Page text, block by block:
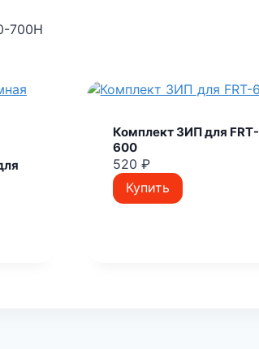
700H
Комплект ЗИП для FRT-
600
520₽
Купить